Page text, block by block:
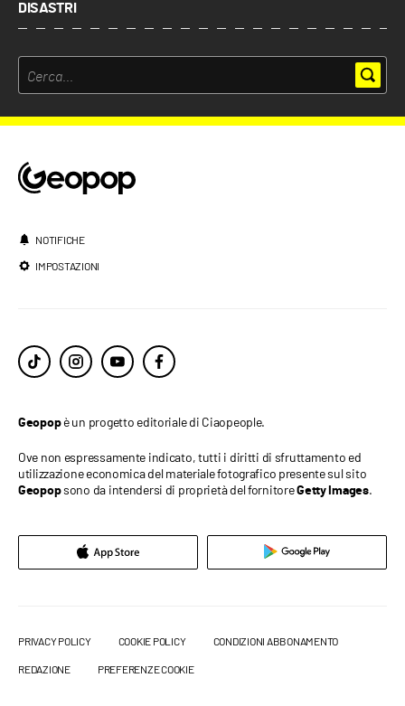
DISASTRI
NOTIFICHE
IMPOSTAZIONI
Geopopè un progetto editoriale di Ciaopeople.
Ove non espressamente indicato, tutti i diritti di sfruttamento ed
utilizzazione economica del materiale fotografico presente sul sito
Geopopsono da intendersi di proprietà del fornitoreGetty Images.
PRIVACY POLICY COOKIE POLICY CONDIZIONI ABBONAMENTO
REDAZIONE PREFERENZE COOKIE